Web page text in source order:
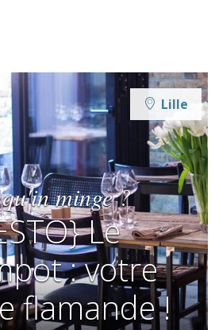
minge ?
Le
: votre
flamande !
Lille